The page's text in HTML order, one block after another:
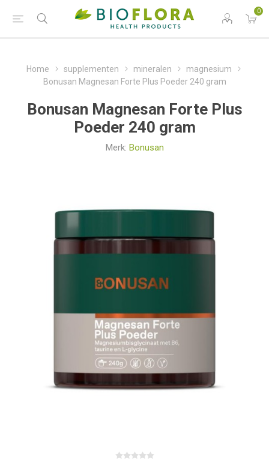
0
Home supplementen mineralen
magnesium
Bonusan Magnesan Forte Plus Poeder 240 gram
Bonusan Magnesan Forte Plus
Poeder 240 gram
Merk: Bonusan